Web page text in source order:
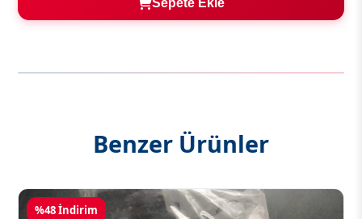
Sepete Ekle
Benzer Ürünler
%48 İndirim